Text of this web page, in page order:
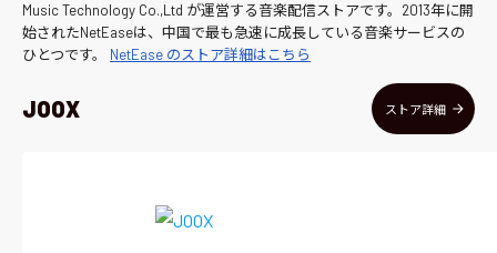
Music Technology Co.,Ltd が運営する音楽配信ストアです。2013年に開
始されたNetEaseは、中国で最も急速に成長している音楽サービスの
ひとつです。 NetEase のストア詳細はこちら
JOOX ストア詳細